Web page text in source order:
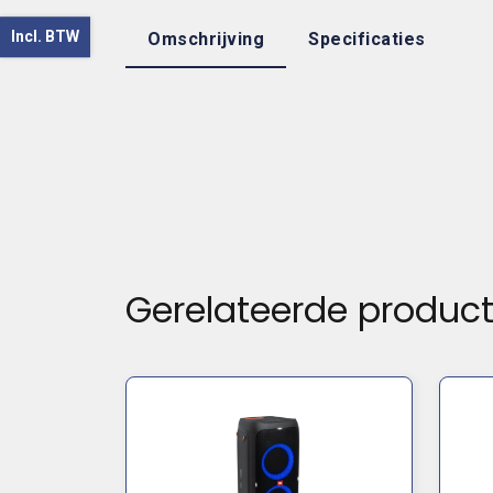
Omschrijving Specificaties
Gerelateerde
Incl. BTW